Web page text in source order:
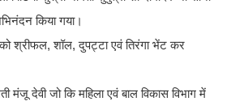
किया गया।
श्रीफल, शॉल, दुपट्टा एवं तिरंगा भेंट कर
मंजू देवी जो कि महिला एवं बाल विकास विभाग में